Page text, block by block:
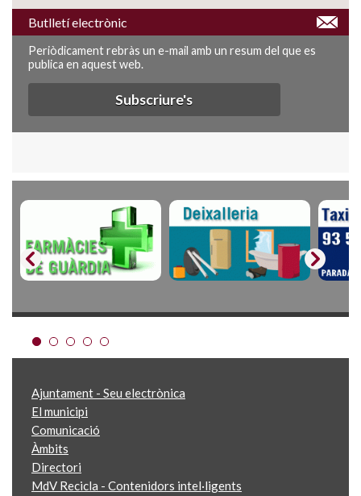
Butlletí electrònic
Periòdicament rebràs un e-mail amb un resum del que es
publica en aquest web.
Subscriure's
Ajuntament - Seu electrònica
El municipi
Comunicació
Àmbits
Directori
MdV Recicla - Contenidors intel·ligents